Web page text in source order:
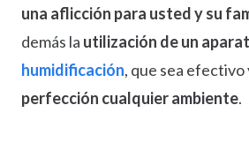
una aflicción para usted y su
demás la utilización de un
humidificación, que sea efectivo
perfección cualquier ambiente.